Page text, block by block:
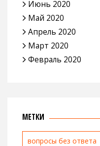
Июнь 2020
Май 2020
Апрель 2020
Март 2020
Февраль 2020
МЕТКИ
вопросы без ответа